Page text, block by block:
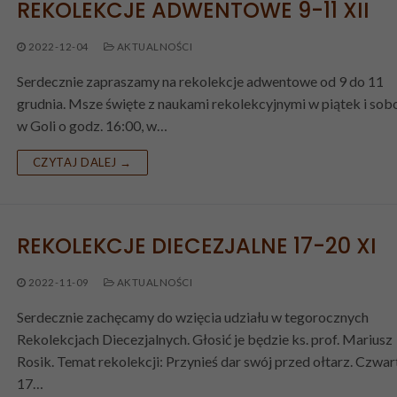
REKOLEKCJE ADWENTOWE 9-11 XII
2022-12-04 AKTUALNOŚCI
Serdecznie zapraszamy na rekolekcje adwentowe od 9 do 11
grudnia. Msze święte z naukami rekolekcyjnymi w piątek i
w Goli o godz. 16:00, w…
CZYTAJ DALEJ →
REKOLEKCJE DIECEZJALNE 17-20 XI
2022-11-09 AKTUALNOŚCI
Serdecznie zachęcamy do wzięcia udziału w tegorocznych
Rekolekcjach Diecezjalnych. Głosić je będzie ks. prof. Mariusz
Rosik. Temat rekolekcji: Przynieś dar swój przed ołtarz.
17…